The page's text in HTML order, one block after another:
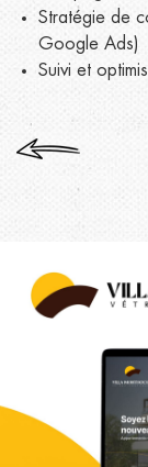
Stratégie de
Google Ads)
Suivi et